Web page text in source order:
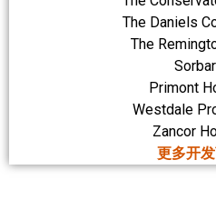
The Daniels
The
Primont
Westdale
Zancor
更多开